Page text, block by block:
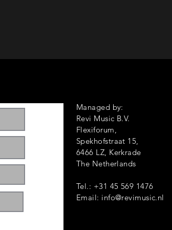
Managed by:
Revi Music B.V.
Flexiforum,
Spekhofstraat
6466 LZ, Kerkrade
The Netherlands
Tel.: +31 45 569 1476
Email: info@revimusic.nl